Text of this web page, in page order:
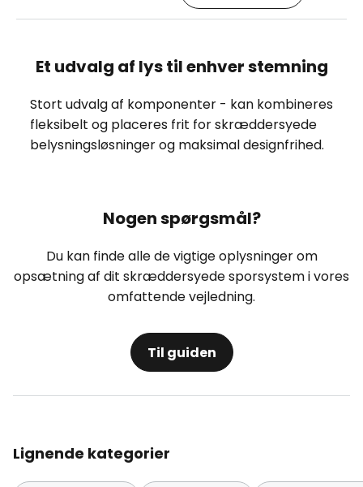
Et udvalg af lys til enhver stemning
Stort udvalg af komponenter - kan kombineres
fleksibelt og placeres frit for skræddersyede
belysningsløsninger og maksimal designfrihed.
Nogen spørgsmål?
Du kan finde alle de vigtige oplysninger om
opsætning af dit skræddersyede sporsystem i vores
omfattende vejledning.
Til guiden
Lignende kategorier